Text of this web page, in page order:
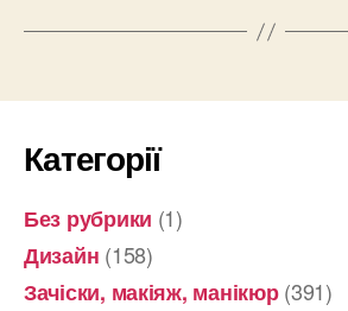
Категорії
Без рубрики (1)
Дизайн (158)
Зачіски, макіяж, манікюр(391)